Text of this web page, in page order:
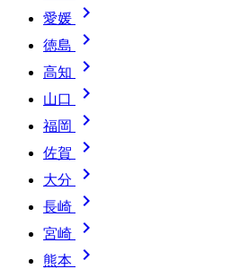
愛媛 
徳島 
高知 
山口 
福岡 
佐賀 
大分 
長崎 
宮崎 
熊本 